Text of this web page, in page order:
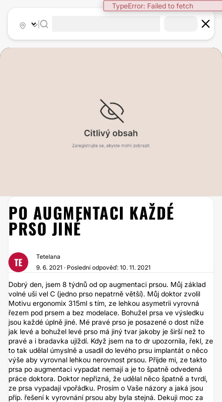
TypeError: Failed to fetch
ZVĚTŠENÍ PRSOU
PO AUGMENTACI KAŽDÉ
PRSO JINÉ
TE
Tetelana
9. 6. 2021 · Poslední odpověď: 10. 11. 2021
Dobrý den, jsem 8 týdnů od op augmentaci prsou. Můj základ
volné uši vel C (jedno prso nepatrně větší). Můj doktor zvolil
Motivu ergonomix 315ml s tím, ze lehkou asymetrii vyrovná
řezem pod prsem a bez modelace. Bohužel prsa ve výsledku
jsou každé úplně jiné. Mé pravé prso je posazené o dost níže
jak levé a bohužel levé prso má jiný tvar jakoby je širší než to
pravé a i bradavka ujíždí. Když jsem na to dr upozornila, řekl, ze
to tak udělal úmyslně a usadil do levého prsu implantát o něco
výše aby vyrovnal lehkou nerovnost prsou. Přijde mi, ze takto
prsa po augmentaci vypadat nemají a je to špatně odvedená
práce doktora. Doktor nepřizná, že udělal něco špatně a tvrdí,
ze prsa vypadají vpořádku. Prosím o Vaše názory a jaká jsou
příp. řešení k vyrovnání prsou aby byla stejná. Dekuji moc za